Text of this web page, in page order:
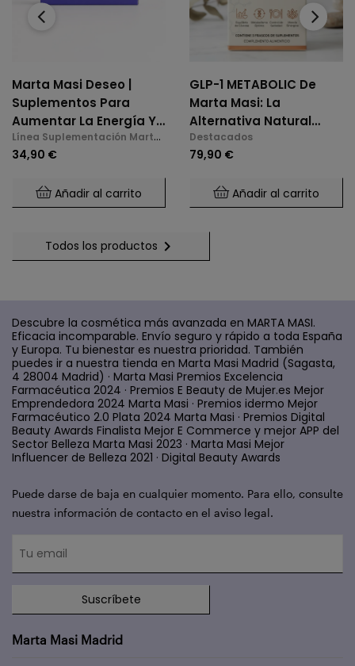
Marta Masi Deseo |
Suplementos Para
Aumentar La Energía Y
La Libido En La
Menopausia
Línea Suplementación Marta
Masi
34,90 €
Añadir al carrito
GLP-1 METABOLIC De
Marta Masi: La
Alternativa Natural
Para El Control De
Glucosa Y Saciedad.
Destacados
79,90 €
Añadir al carrito
‹ ›
Todos los productos 
Descubre la cosmética más avanzada en MARTA MASI.
Eficacia incomparable. Envío seguro y rápido a toda España
y Europa. Tu bienestar es nuestra prioridad. También
puedes ir a nuestra tienda en Marta Masi Madrid (Sagasta,
4 28004 Madrid) · Marta Masi Premios Excelencia
Farmacéutica 2024 · Premios E Beauty de Mujer.es Mejor
Emprendedora 2024 Marta Masi · Premios idermo Mejor
Farmacéutico 2.0 Plata 2024 Marta Masi · Premios Digital
Beauty Awards Finalista Mejor E Commerce y mejor APP del
Sector Belleza Marta Masi 2023 · Marta Masi Mejor
Influencer de Belleza 2021 · Digital Beauty Awards
Puede darse de baja en cualquier momento. Para ello, consulte
nuestra información de contacto en el aviso legal.
Suscríbete
Marta Masi Madrid